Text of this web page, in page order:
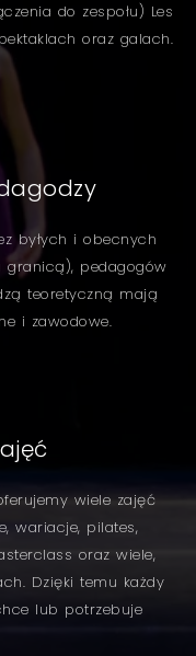
do zespołu) Les
oraz galach.
byłych i obecnych
granicą), pedagogów
teoretyczną mają
i zawodowe.
wiele zajęć
wariacje, pilates,
oraz wiele,
Dzięki temu każdy
lub potrzebuje